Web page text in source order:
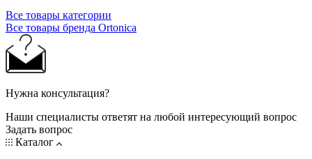
Все товары категории
Все товары бренда Ortonica
Нужна консультация?
Наши специалисты ответят на любой интересующий вопрос
Задать вопрос
Каталог